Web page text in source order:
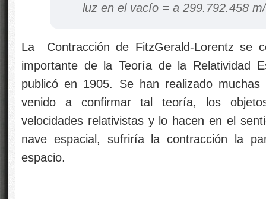
luz en el vacío = a 299.792.458
La Contracción de FitzGerald-Lorentz se
importante de la Teoría de la Relatividad
publicó en 1905. Se han realizado
venido a confirmar tal teoría, los
velocidades relativistas y lo hacen en el
nave espacial, sufriría la contracción la
espacio.